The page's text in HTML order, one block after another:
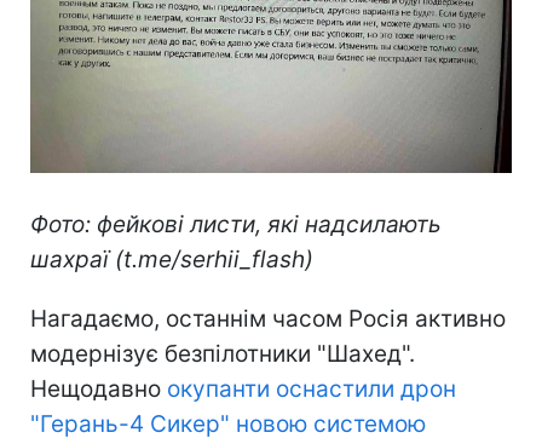
Фото: фейкові листи, які надсилають
шахраї (t.me/serhii_flash)
Нагадаємо, останнім часом Росія активно
модернізує безпілотники "Шахед".
Нещодавно окупанти оснастили дрон
"Герань-4 Сикер" новою системою